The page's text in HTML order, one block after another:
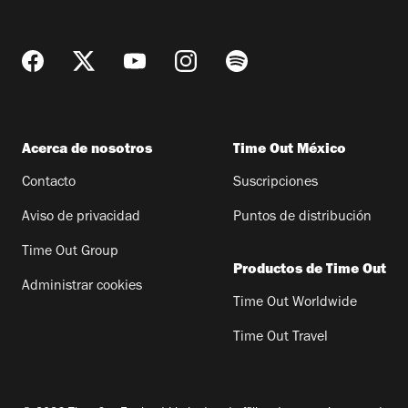
Acerca de nosotros
Contacto
Aviso de privacidad
Time Out Group
Administrar cookies
Time Out México
Suscripciones
Puntos de distribución
Productos de Time Out
Time Out Worldwide
Time Out Travel